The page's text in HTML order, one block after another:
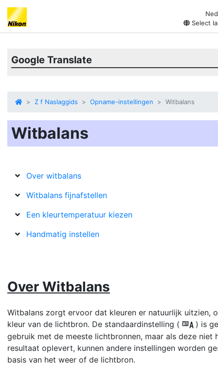
Select
Google Translate
Z f Naslaggids Opname-instellingen Witbalans
Witbalans
Over witbalans
Witbalans fijnafstellen
Een kleurtemperatuur kiezen
Handmatig instellen
Over Witbalans
Witbalans zorgt ervoor dat kleuren er natuurlijk uitzien,
kleur van de lichtbron. De standaardinstelling ( 4 ) is
gebruik met de meeste lichtbronnen, maar als deze niet
resultaat oplevert, kunnen andere instellingen worden
basis van het weer of de lichtbron.